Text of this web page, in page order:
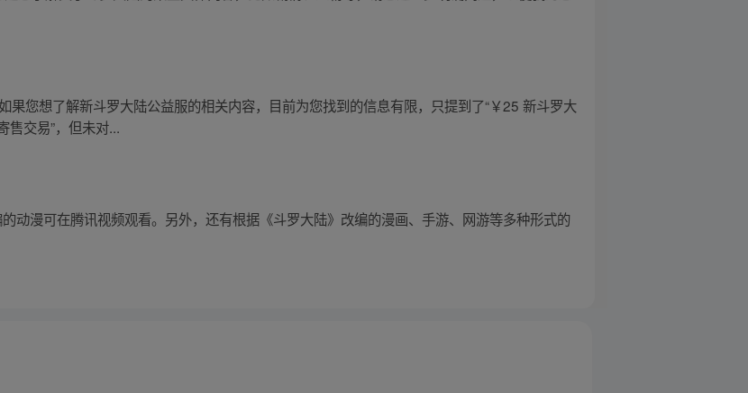
果您想了解新斗罗大陆公益服的相关内容，目前为您找到的信息有限，只提到了“￥25 新斗罗大
售交易”，但未对...
动漫可在腾讯视频观看。另外，还有根据《斗罗大陆》改编的漫画、手游、网游等多种形式的